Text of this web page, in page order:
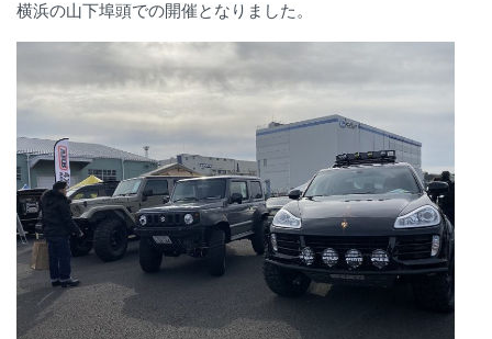
横浜の山下埠頭での開催となりました。